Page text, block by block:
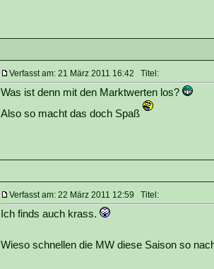
Verfasst am: 21 März 2011 16:42 Titel:
Was ist denn mit den Marktwerten los?
Also so macht das doch Spaß
Verfasst am: 22 März 2011 12:59 Titel:
Ich finds auch krass.
Wieso schnellen die MW diese Saison so